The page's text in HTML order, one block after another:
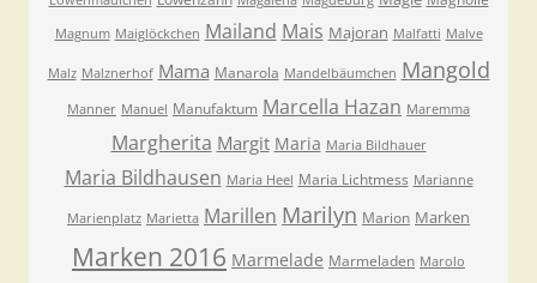
Magnum Maiglöckchen Mailand Mais Majoran Malfatti Malve
Malz Malznerhof Mama Manarola Mandelbäumchen Mangold
Manner Manuel Manufaktum Marcella Hazan Maremma
Margherita Margit Maria Maria Bildhauer
Maria Bildhausen Maria Heel Maria Lichtmess Marianne
Marienplatz Marietta Marillen Marilyn Marion Marken
Marken 2016 Marmelade Marmeladen Marolo